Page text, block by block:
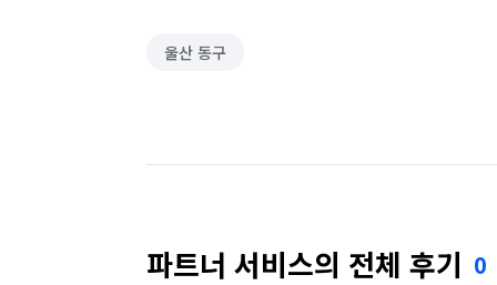
울산 동구
파트너 서비스의 전체 후기 0